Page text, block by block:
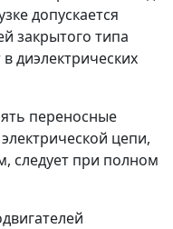
допускается
закрытого типа
диэлектрических
переносные
цепи,
следует при полном